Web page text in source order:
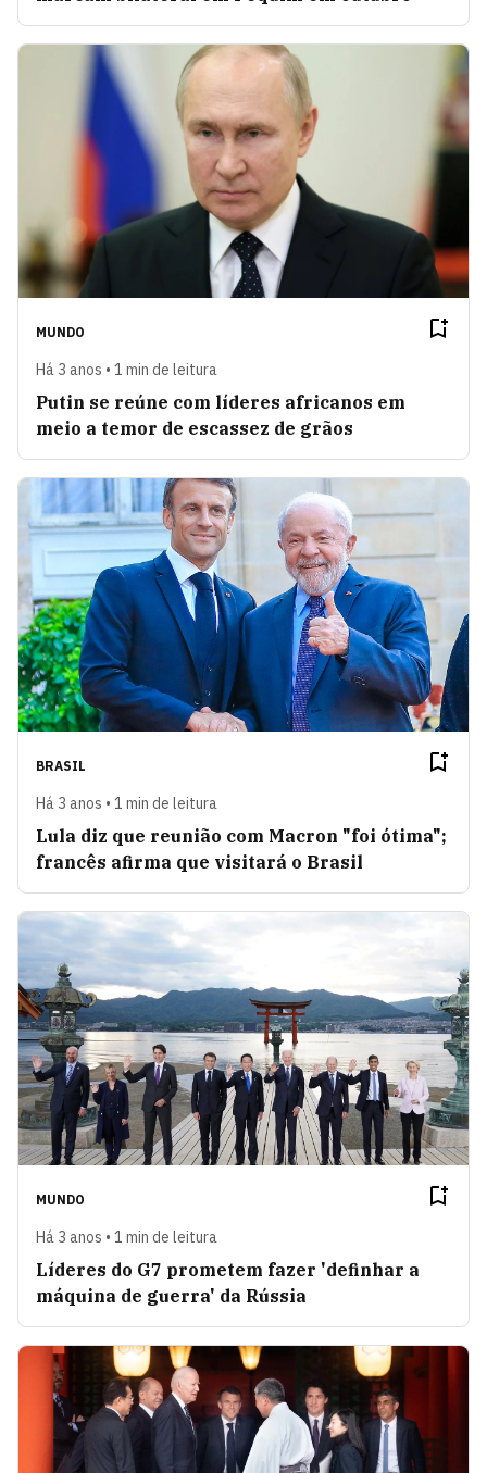
MUNDO
Há 3 anos • 1 min de leitura
Putin se reúne com líderes africanos em
meio a temor de escassez de grãos
BRASIL
Há 3 anos • 1 min de leitura
Lula diz que reunião com Macron "foi ótima";
francês afirma que visitará o Brasil
MUNDO
Há 3 anos • 1 min de leitura
Líderes do G7 prometem fazer 'definhar a
máquina de guerra' da Rússia